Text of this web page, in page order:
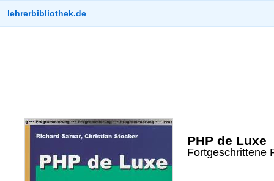
lehrerbibliothek.de
PHP de Luxe
Fortgeschrittene